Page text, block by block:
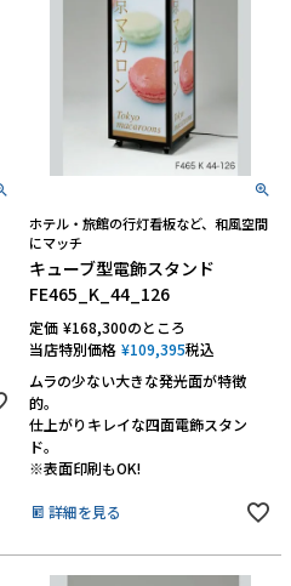
ホテル・旅館の行灯看板など、和風空間
にマッチ
キューブ型電飾スタンド
FE465_K_44_126
定価 ¥168,300のところ
当店特別価格 ¥109,395税込
ムラの少ない大きな発光面が特徴
的。
仕上がりキレイな四面電飾スタン
ド。
※表面印刷もOK!
詳細を見る